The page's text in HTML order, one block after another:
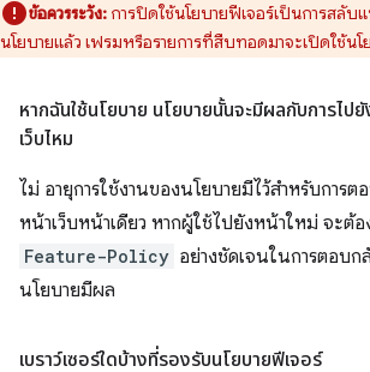
ข้อควรระวัง: การปิดใช้นโยบายฟีเจอร์เป็นการสลับ
นโยบายแล้ว เฟรมหรือรายการที่สืบทอดมาจะเปิดใช้นโ
หากฉันใช้นโยบาย นโยบายนั้นจะมีผลกับการไป
เว็บไหม
ไม่ อายุการใช้งานของนโยบายมีไว้สำหรับการต
หน้าเว็บหน้าเดียว หากผู้ใช้ไปยังหน้าใหม่ จะต้
Feature-Policy อย่างชัดเจนในการตอบ
นโยบายมีผล
เบราว์เซอร์ใดบ้างที่รองรับนโยบายฟีเจอร์